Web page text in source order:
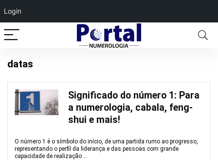
Login
datas
Significado do número 1: Para
a numerologia, cabala, feng-
shui e mais!
O número 1 é o símbolo do início, de uma partida rumo ao progresso,
representando o perfil da liderança e das pessoas com grande
capacidade de realização ...